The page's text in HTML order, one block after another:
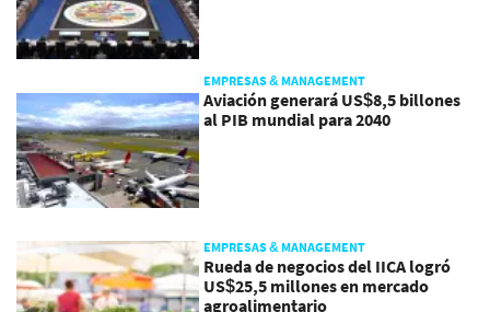
EMPRESAS & MANAGEMENT
Aviación generará US$8,5 billones
al PIB mundial para 2040
EMPRESAS & MANAGEMENT
Rueda de negocios del IICA logró
US$25,5 millones en mercado
agroalimentario